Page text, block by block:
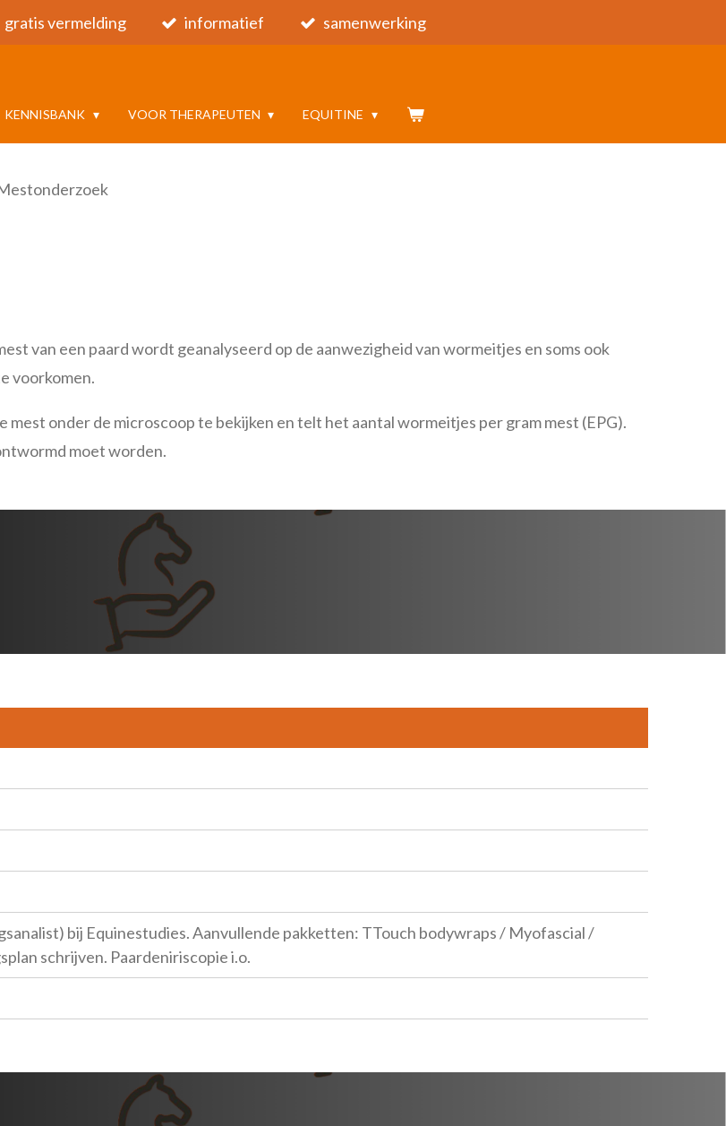
gratis vermelding informatief samenwerking
KENNISBANK VOOR THERAPEUTEN EQUITINE
van een paard wordt geanalyseerd op de aanwezigheid van wormeitjes en soms ook
voorkomen.
onder de microscoop te bekijken en telt het aantal wormeitjes per gram mest (EPG).
moet worden.
bij Equinestudies. Aanvullende pakketten: TTouch bodywraps / Myofascial /
schrijven. Paardeniriscopie i.o.